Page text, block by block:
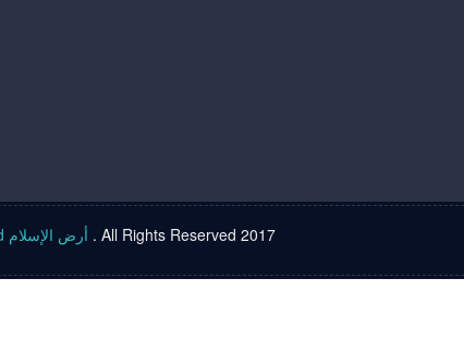
Islam land أرض الإسلام . All Rights Reserved 2017